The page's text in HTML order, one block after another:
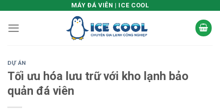
content
MÁY ĐÁ VIÊN | ICE COOL
DỰ ÁN
Tối ưu hóa lưu trữ với kho lạnh bảo
quản đá viên